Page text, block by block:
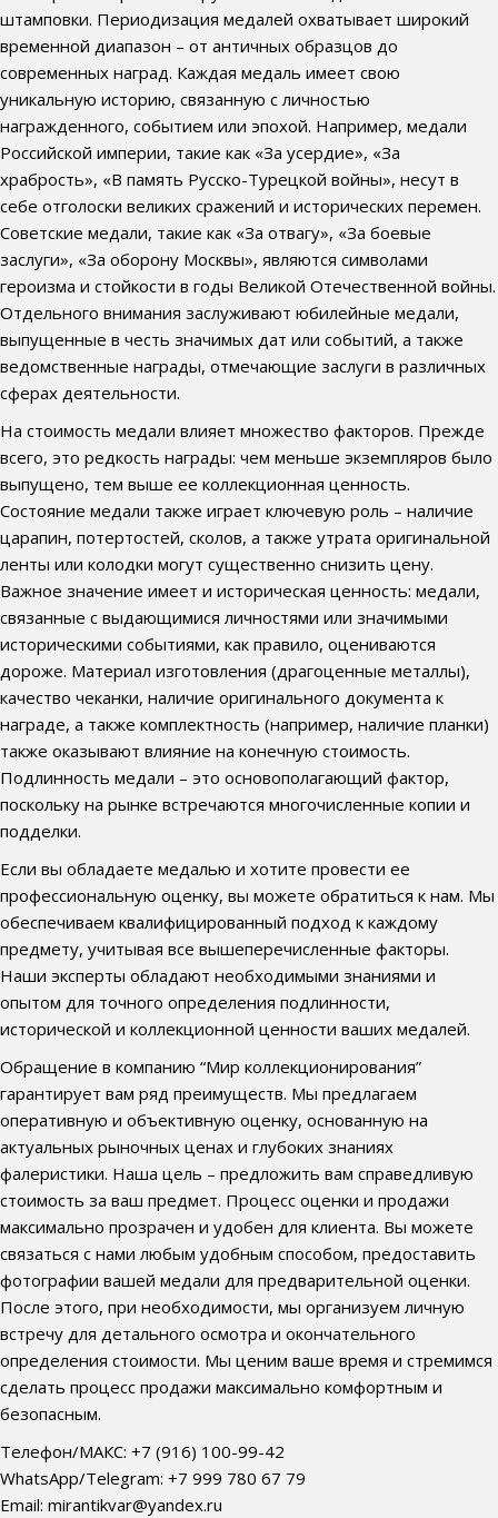
штамповки. Периодизация медалей охватывает широкий
временной диапазон – от античных образцов до
современных наград. Каждая медаль имеет свою
уникальную историю, связанную с личностью
награжденного, событием или эпохой. Например, медали
Российской империи, такие как «За усердие», «За
храбрость», «В память Русско-Турецкой войны», несут в
себе отголоски великих сражений и исторических перемен.
Советские медали, такие как «За отвагу», «За боевые
заслуги», «За оборону Москвы», являются символами
героизма и стойкости в годы Великой Отечественной войны.
Отдельного внимания заслуживают юбилейные медали,
выпущенные в честь значимых дат или событий, а также
ведомственные награды, отмечающие заслуги в различных
сферах деятельности.
На стоимость медали влияет множество факторов. Прежде
всего, это редкость награды: чем меньше экземпляров было
выпущено, тем выше ее коллекционная ценность.
Состояние медали также играет ключевую роль – наличие
царапин, потертостей, сколов, а также утрата оригинальной
ленты или колодки могут существенно снизить цену.
Важное значение имеет и историческая ценность: медали,
связанные с выдающимися личностями или значимыми
историческими событиями, как правило, оцениваются
дороже. Материал изготовления (драгоценные металлы),
качество чеканки, наличие оригинального документа к
награде, а также комплектность (например, наличие планки)
также оказывают влияние на конечную стоимость.
Подлинность медали – это основополагающий фактор,
поскольку на рынке встречаются многочисленные копии и
подделки.
Если вы обладаете медалью и хотите провести ее
профессиональную оценку, вы можете обратиться к нам. Мы
обеспечиваем квалифицированный подход к каждому
предмету, учитывая все вышеперечисленные факторы.
Наши эксперты обладают необходимыми знаниями и
опытом для точного определения подлинности,
исторической и коллекционной ценности ваших медалей.
Обращение в компанию “Мир коллекционирования”
гарантирует вам ряд преимуществ. Мы предлагаем
оперативную и объективную оценку, основанную на
актуальных рыночных ценах и глубоких знаниях
фалеристики. Наша цель – предложить вам справедливую
стоимость за ваш предмет. Процесс оценки и продажи
максимально прозрачен и удобен для клиента. Вы можете
связаться с нами любым удобным способом, предоставить
фотографии вашей медали для предварительной оценки.
После этого, при необходимости, мы организуем личную
встречу для детального осмотра и окончательного
определения стоимости. Мы ценим ваше время и стремимся
сделать процесс продажи максимально комфортным и
безопасным.
Телефон/МАКС: +7 (916) 100-99-42
WhatsApp/Telegram: +7 999 780 67 79
Email: mirantikvar@yandex.ru